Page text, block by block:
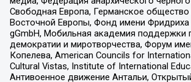
Свободная Европа, Германское общество
Восточной Европы, Фонд имени Фридриха
gGmbH, Мобильная академия поддержки
демократии и миротворчества, Форум
Копелева, American Councils for
Cultural Vistas, Institute of International
Антивоенное движение Антальи,